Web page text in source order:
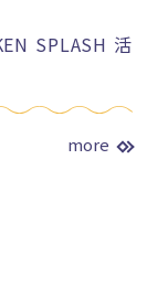
SPLASH 活
more